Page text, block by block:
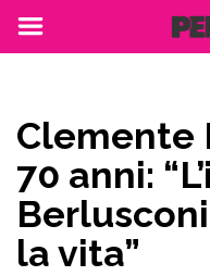
Clemente
70 anni:
la vita”